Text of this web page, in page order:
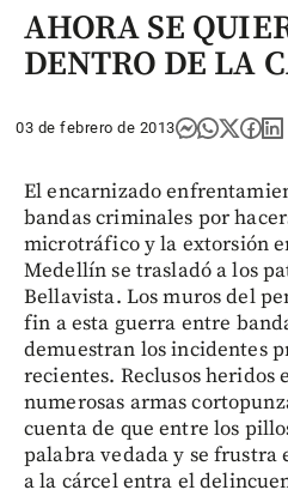
AHORA SE
DENTRO DE LA
03 de febrero de 2013
El encarnizado
bandas criminales por
microtráfico y la extorsión
Medellín se trasladó a los
Bellavista. Los muros del
fin a esta guerra entre
demuestran los incidentes
recientes. Reclusos heridos
numerosas armas
cuenta de que entre los
palabra vedada y se frustra
a la cárcel entra el